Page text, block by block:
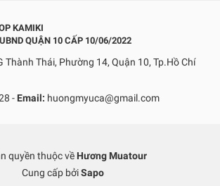
KAMIKI
QUẬN 10 CẤP 10/06/2022
Thành Thái, Phường 14, Quận 10, Tp.Hồ Chí
- Email: huongmyuca@gmail.com
quyền thuộc về Hương Muatour
Cung cấp bởi Sapo